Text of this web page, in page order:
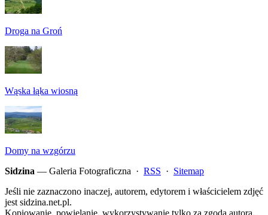
Droga na Groń
Wąska łąka wiosną
Domy na wzgórzu
Sidzina — Galeria Fotograficzna · RSS · Sitemap
Jeśli nie zaznaczono inaczej, autorem, edytorem i właścicielem zdjęć
jest sidzina.net.pl.